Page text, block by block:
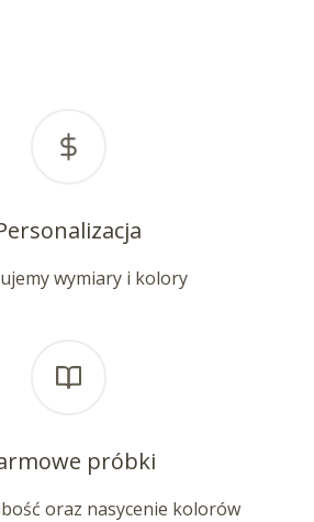
wymiary i kolory
próbki
oraz nasycenie kolorów